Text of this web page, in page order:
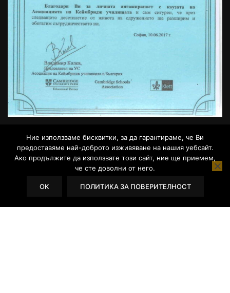
WordPress Theme L.TodorovPowered by WordPress.
Ние използваме бисквитки, за да гарантираме, че Ви
предоставяме най-доброто изживяване на нашия уебсайт.
Ако продължите да използвате този сайт, ние ще приемем,
че сте доволни от него.
OK ПОЛИТИКА ЗА ПОВЕРИТЕЛНОСТ